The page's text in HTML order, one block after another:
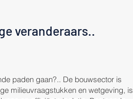
veranderaars..
paden gaan?.. De bouwsector is
milieuvraagstukken en wetgeving, is